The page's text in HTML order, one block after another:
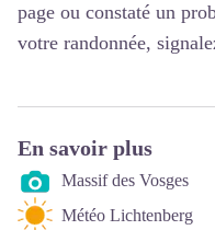
page ou constaté un
votre randonnée,
En savoir plus
Massif des Vosges
Météo Lichtenberg